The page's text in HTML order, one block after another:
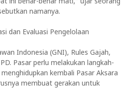
namanya.
dan Evaluasi Pengelolaan
Indonesia (GNI), Rules Gajah,
Pasar perlu melakukan langkah-
kembali Pasar Aksara
membuat gerakan untuk